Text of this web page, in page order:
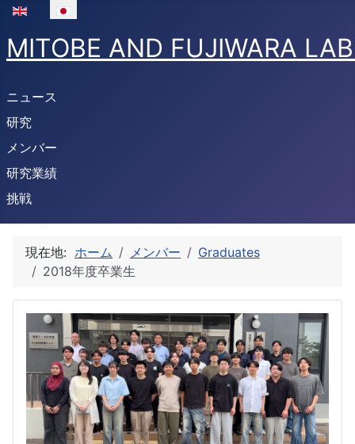
あなたが使う言語を選んでください
MITOBE AND FUJIWARA
ニュース
研究
メンバー
研究業績
挑戦
現在地: ホーム メンバー
Graduates
2018年度卒業生